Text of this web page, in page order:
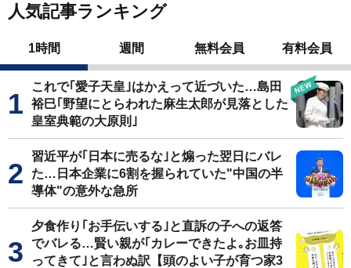
人気記事ランキング
1時間 週間 無料会員 有料会員
これで｢愛子天皇｣はかえって近づいた…島田
裕巳｢野望にとらわれた麻生太郎が見落とした
皇室典範の大原則｣
習近平が｢日本に売るな｣と煽った翌日にバレ
た…日本企業に6割を握られていた"中国の半
導体"の意外な急所
夕食作り｢お手伝いする｣と直訴の子への返答
でバレる…賢い親が｢カレーできたよ｡お皿持
ってきて｣と言わぬ訳【頭のよい子が育つ家3